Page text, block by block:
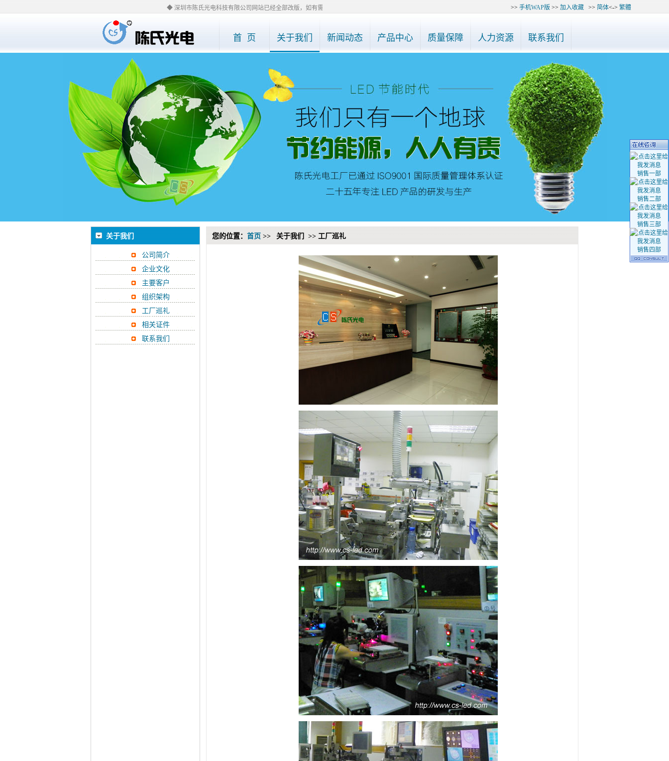
◆ 深圳市陈氏光电科技有限公司网站已经全部改版，如有需要了解产品详情，请直接电话0755-27748975、27748985、27748995咨询，谢谢！◆ 公告：最近有“深圳陈氏世纪光电有限公司”
>> 手机WAP版 >> 加入收藏>> 简体<-> 繁體
首 页 关于我们 新闻动态 产品中心 质量保障 人力资源 联系我们
关于我们
公司简介
企业文化
主要客户
组织架构
工厂巡礼
相关证件
联系我们
您的位置： 首页 >> 关于我们 >> 工厂巡礼
销售一部
销售二部
销售三部
销售四部